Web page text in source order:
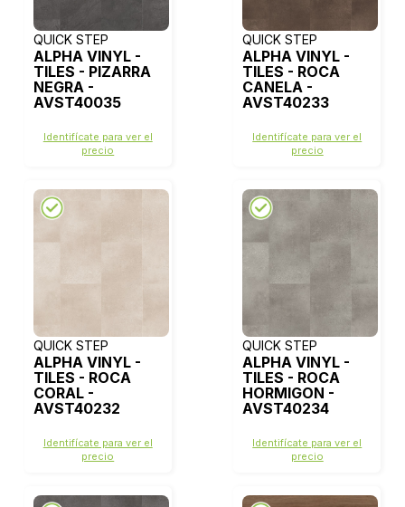
QUICK STEP
ALPHA VINYL -
TILES - PIZARRA
NEGRA -
AVST40035
Identifícate para ver el
precio
QUICK STEP
ALPHA VINYL -
TILES - ROCA
CANELA -
AVST40233
Identifícate para ver el
precio
QUICK STEP
ALPHA VINYL -
TILES - ROCA
CORAL -
AVST40232
Identifícate para ver el
precio
QUICK STEP
ALPHA VINYL -
TILES - ROCA
HORMIGON -
AVST40234
Identifícate para ver el
precio